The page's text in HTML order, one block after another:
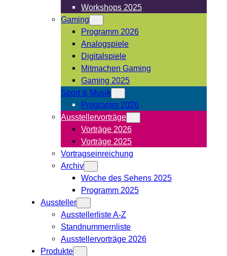
Workshops 2025
Gaming
Programm 2026
Analogspiele
Digitalspiele
Mitmachen Gaming
Gaming 2025
Sport & Musik
Programm 2026
Ausstellervorträge
Vorträge 2026
Vorträge 2025
Vortragseinreichung
Archiv
Woche des Sehens 2025
Programm 2025
Aussteller
Ausstellerliste A-Z
Standnummernliste
Ausstellervorträge 2026
Produkte